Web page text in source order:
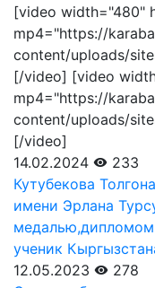
[video width="480"
mp4="https://
content/uploads/
[/video] [video
mp4="https://
content/uploads/
[/video]
14.02.2024
233
Кутубекова
имени Эрлана
ученик
12.05.2023
278